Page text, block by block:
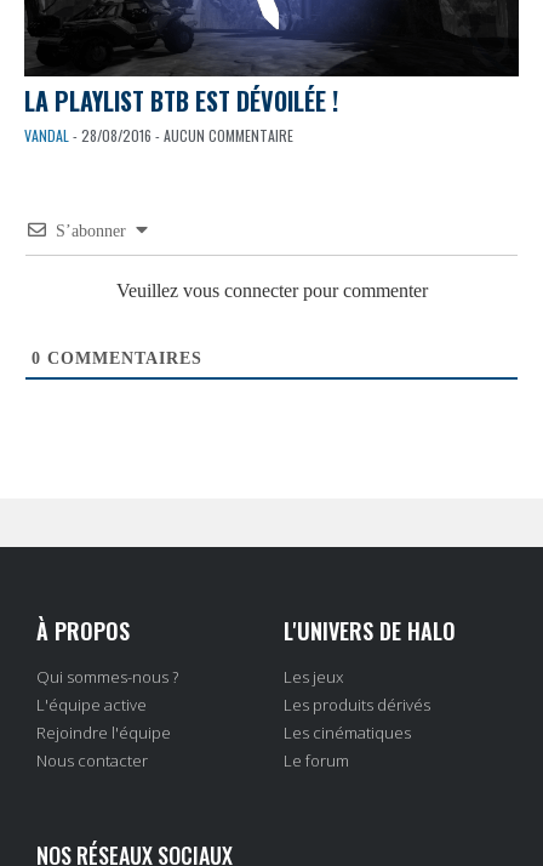
LA PLAYLIST BTB EST DÉVOILÉE !
VANDAL - 28/08/2016 - AUCUN COMMENTAIRE
S’abonner
Veuillez vous connecter pour commenter
0 COMMENTAIRES
À PROPOS
Qui sommes-nous ?
L'équipe active
Rejoindre l'équipe
Nous contacter
L'UNIVERS DE HALO
Les jeux
Les produits dérivés
Les cinématiques
Le forum
NOS RÉSEAUX SOCIAUX